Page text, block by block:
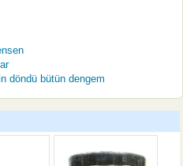
döndü bütün dengem